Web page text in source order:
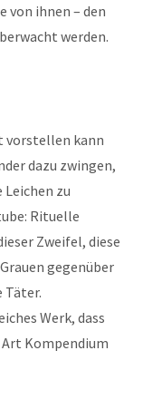
von ihnen – den
werden.
vorstellen kann
dazu zwingen,
zu
Rituelle
Zweifel, diese
gegenüber
Täter.
Werk, dass
Art Kompendium